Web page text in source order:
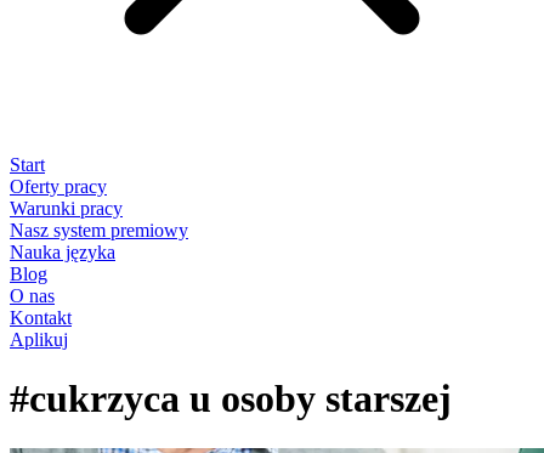
Start
Oferty pracy
Warunki pracy
Nasz system premiowy
Nauka języka
Blog
O nas
Kontakt
Aplikuj
#cukrzyca u osoby starszej